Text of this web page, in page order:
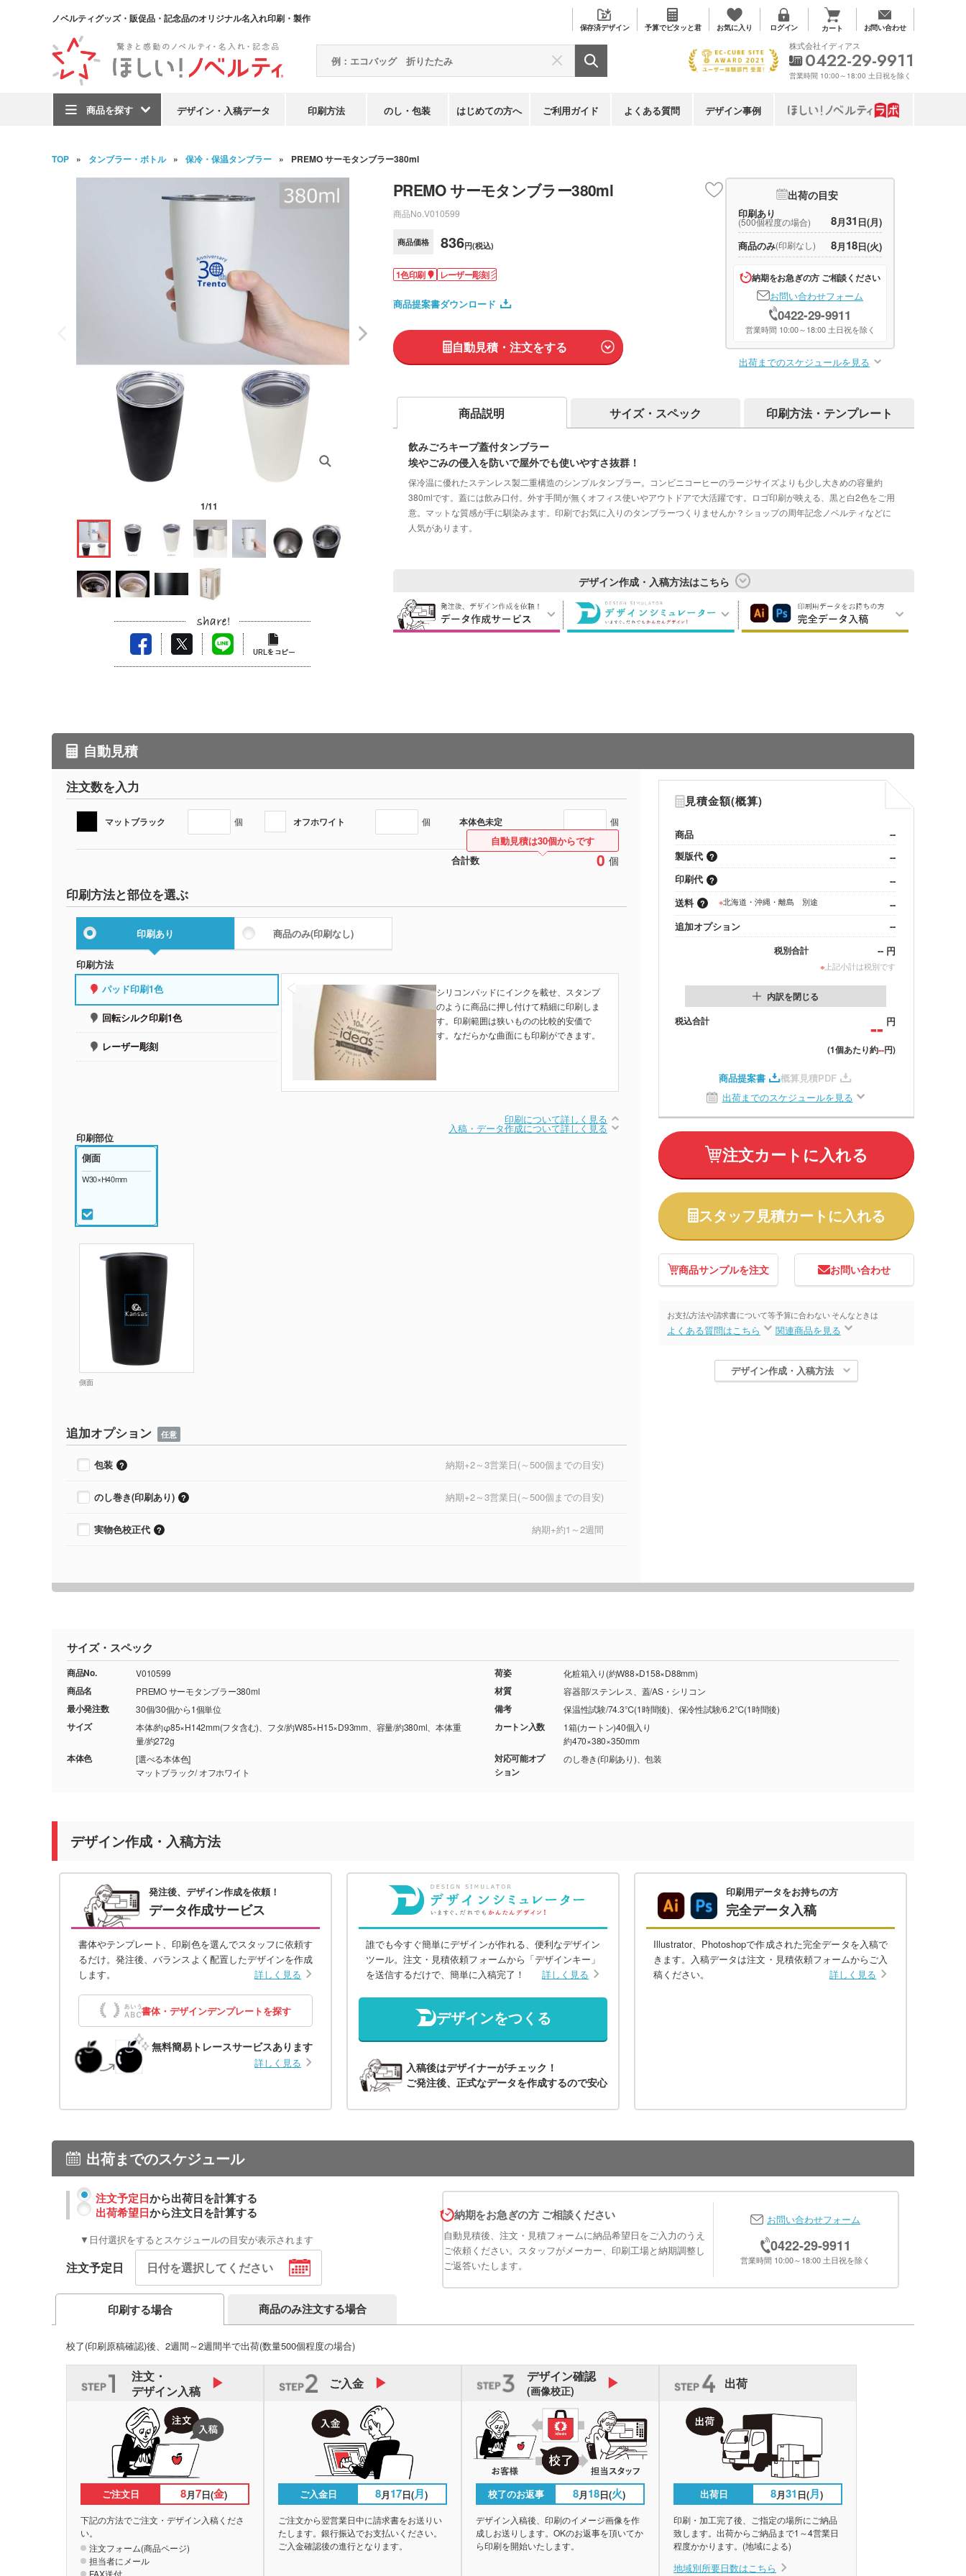
ノベルティグッズ・販促品・記念品のオリジナル名入れ印刷・製作
保存済デザイン 予算でピタッと君 お気に入り ログイン カート お問い合わせ
商品を探す デザイン・入稿データ 印刷方法 のし・包装 はじめての方へ ご利用ガイド よくある質問 デザイン事例
株式会社イディアス
0422-29-9911
営業時間 10:00～18:00 土日祝を除く
TOP タンブラー・ボトル 保冷・保温タンブラー PREMO サーモタンブラー380ml
1/11
PREMO サーモタンブラー380ml
商品No. V010599
商品価格 836円(税込)
1色印刷 レーザー彫刻
商品提案書ダウンロード
自動見積・注文をする
出荷の目安
印刷あり
(500個程度の場合) 8月31 日(月)
商品のみ(印刷なし) 8月18日(火)
納期をお急ぎの方 ご相談ください
お問い合わせフォーム
0422-29-9911
営業時間 10:00～18:00 土日祝を除く
出荷までのスケジュールを見る
商品説明 サイズ・スペック 印刷方法・テンプレート
飲みごろキープ蓋付タンブラー
埃やごみの侵入を防いで屋外でも使いやすさ抜群！
保冷温に優れたステンレス製二重構造のシンプルタンブラー。コンビニコーヒーのラージサイズよりも少し大きめの容量約
380mlです。蓋には飲み口付。外す手間が無くオフィス使いやアウトドアで大活躍です。ロゴ印刷が映える、黒と白2色をご用
意。マットな質感が手に馴染みます。印刷でお気に入りのタンブラーつくりませんか？ショップの周年記念ノベルティなどに
人気があります。
デザイン作成・入稿方法はこちら
自動見積
注文数を入力
マットブラック 個 オフホワイト 個 本体色未定 個
合計数 0 個
自動見積は30個からです
印刷方法と部位を選ぶ
印刷あり 商品のみ(印刷なし)
印刷方法
パッド印刷1色
回転シルク印刷1色
レーザー彫刻
シリコンパッドにインクを載せ、スタンプ
のように商品に押し付けて精細に印刷しま
す。印刷範囲は狭いものの比較的安価で
す。なだらかな曲面にも印刷ができます。
印刷について詳しく見る
入稿・データ作成について詳しく見る
印刷部位
側面
W30×H40mm
側面
追加オプション 任意
包装 納期+2～3営業日(～500個までの目安)
のし巻き(印刷あり) 納期+2～3営業日(～500個までの目安)
実物色校正代 納期+約1～2週間
見積金額(概算)
商品
--
製版代
--
印刷代
--
送料
※北海道・沖縄・離島 別途
--
追加オプション
--
税別合計 -- 円
※ 上記小計は税別です
内訳を閉じる
税込合計
-- 円
(1個あたり約--円)
商品提案書
概算見積PDF
出荷までのスケジュールを見る
注文カートに入れる
スタッフ見積カートに入れる
商品サンプルを注文 お問い合わせ
お支払方法や請求書について等
よくある質問はこちら
予算に合わない そんなときは
関連商品を見る
デザイン作成・入稿方法
サイズ・スペック
商品No. V010599
商品名 PREMO サーモタンブラー380ml
最小発注数 30個/30個から1個単位
サイズ
本体/約φ85×H142mm(フタ含む)、フタ/約W85×H15×D93mm、容量/約380ml、本体重
量/約272g
本体色
[選べる本体色]
マットブラック/ オフホワイト
荷姿 化粧箱入り(約W88×D158×D88mm)
材質 容器部/ステンレス、蓋/AS・シリコン
備考 保温性試験/74.3℃(1時間後)、保冷性試験/6.2℃(1時間後)
カートン入数
1箱(カートン)40個入り
約470×380×350mm
対応可能オプ
ション
のし巻き(印刷あり)、包装
デザイン作成・入稿方法
発注後、デザイン作成を依頼！
データ作成サービス
書体やテンプレート、印刷色を選んでスタッフに依頼す
るだけ。発注後、バランスよく配置したデザインを作成
します。
詳しく見る
書体・デザインデンプレートを探す
無料簡易トレースサービスあります
詳しく見る
誰でも今すぐ簡単にデザインが作れる、便利なデザイン
ツール。注文・見積依頼フォームから「デザインキー」
を送信するだけで、簡単に入稿完了！
詳しく見る
デザインをつくる
入稿後はデザイナーがチェック！
ご発注後、正式なデータを作成するので安心
印刷用データをお持ちの方
完全データ入稿
Illustrator、Photoshopで作成された完全データを入稿で
きます。入稿データは注文・見積依頼フォームからご入
稿ください。
詳しく見る
出荷までのスケジュール
注文予定日から出荷日を計算する
出荷希望日から注文日を計算する
▼日付選択をするとスケジュールの目安が表示されます
注文予定日
納期をお急ぎの方 ご相談ください
自動見積後、注文・見積フォームに納品希望日をご入力のうえ
ご依頼ください。スタッフがメーカー、印刷工場と納期調整し
ご返答いたします。
お問い合わせフォーム
0422-29-9911
営業時間 10:00～18:00 土日祝を除く
印刷する場合 商品のみ注文する場合
校了(印刷原稿確認)後、2週間～2週間半で出荷(数量500個程度の場合)
注文・
デザイン入稿
ご注文日 8月7日(金)
下記の方法でご注文・デザイン入稿くださ
い。
注文フォーム(商品ページ)
担当者にメール
FAX送付
ご入金
ご入金日 8月17日(月)
ご注文から翌営業日中に請求書をお送りい
たします。銀行振込でお支払いください。
ご入金確認後の進行となります。
デザイン確認
(画像校正)
校了のお返事 8月18日(火)
デザイン入稿後、印刷のイメージ画像を作
成しお送りします。OKのお返事を頂いてか
ら印刷を開始いたします。
出荷
出荷日 8月31 日(月)
印刷・加工完了後、ご指定の場所にご納品
致します。出荷からご納品まで1～4営業日
程度かかります。(地域による)
地域別所要日数はこちら